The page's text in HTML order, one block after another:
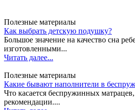
Полезные материалы
Как выбрать детскую подушку?
Большое значение на качество сна
изготовленными...
Читать далее...
Полезные материалы
Какие бывают наполнители в
Что касается беспружинных
рекомендации....